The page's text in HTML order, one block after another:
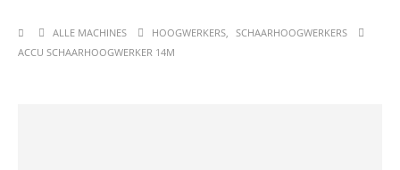
ALLE MACHINES HOOGWERKERS,
SCHAARHOOGWERKERS
ACCU SCHAARHOOGWERKER 14M